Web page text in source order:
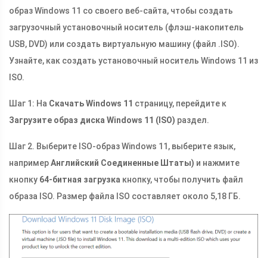
образ Windows 11 со своего веб-сайта, чтобы создать
загрузочный установочный носитель (флэш-накопитель
USB, DVD) или создать виртуальную машину (файл .ISO).
Узнайте, как создать установочный носитель Windows 11 из
ISO.
Шаг 1: На Скачать Windows 11 страницу, перейдите к
Загрузите образ диска Windows 11 (ISO) раздел.
Шаг 2. Выберите ISO-образ Windows 11, выберите язык,
напримерАнглийский Соединенные Штаты) и нажмите
кнопку 64-битная загрузка кнопку, чтобы получить файл
образа ISO. Размер файла ISO составляет около 5,18 ГБ.